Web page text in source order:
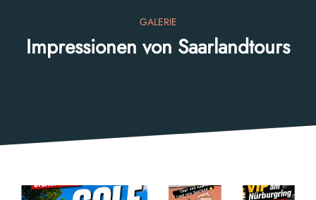
GALERIE
Impressionen von Saarlandtours